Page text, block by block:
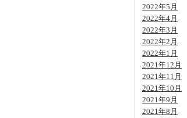
2022年5月
2022年4月
2022年3月
2022年2月
2022年1月
2021年12月
2021年11月
2021年10月
2021年9月
2021年8月